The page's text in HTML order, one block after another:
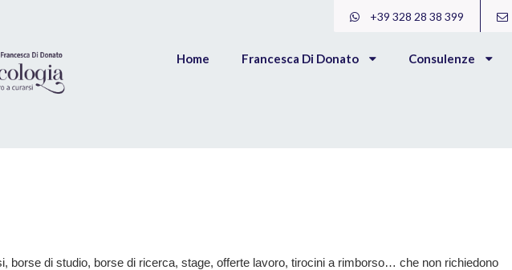
+39 328 28 38 399
Home Francesca Di Donato Consulenze
borse di studio, borse di ricerca, stage, offerte lavoro, tirocini a rimborso… che non richiedono